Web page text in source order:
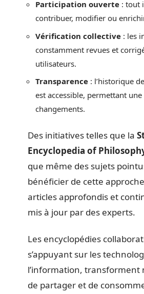
Participation ouverte : tout
contribuer, modifier ou
Vérification collective : les
constamment revues et
utilisateurs.
Transparence : l’historique
est accessible, permettant
changements.
Des initiatives telles que la
Encyclopedia of
que même des sujets
bénéficier de cette
articles approfondis et
mis à jour par des experts.
Les encyclopédies
s’appuyant sur les
l’information, transforment
de partager et de